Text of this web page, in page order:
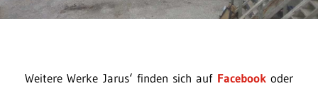
Weitere Werke Jarus‘ finden sich auf Facebookoder